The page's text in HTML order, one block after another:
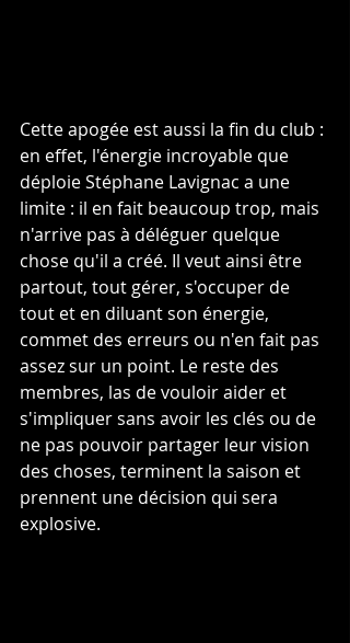
Cette apogée est aussi la fin du club :
en effet, l'énergie incroyable que
déploie Stéphane Lavignac a une
limite : il en fait beaucoup trop, mais
n'arrive pas à déléguer quelque
chose qu'il a créé. Il veut ainsi être
partout, tout gérer, s'occuper de
tout et en diluant son énergie,
commet des erreurs ou n'en fait pas
assez sur un point. Le reste des
membres, las de vouloir aider et
s'impliquer sans avoir les clés ou de
ne pas pouvoir partager leur vision
des choses, terminent la saison et
prennent une décision qui sera
explosive.